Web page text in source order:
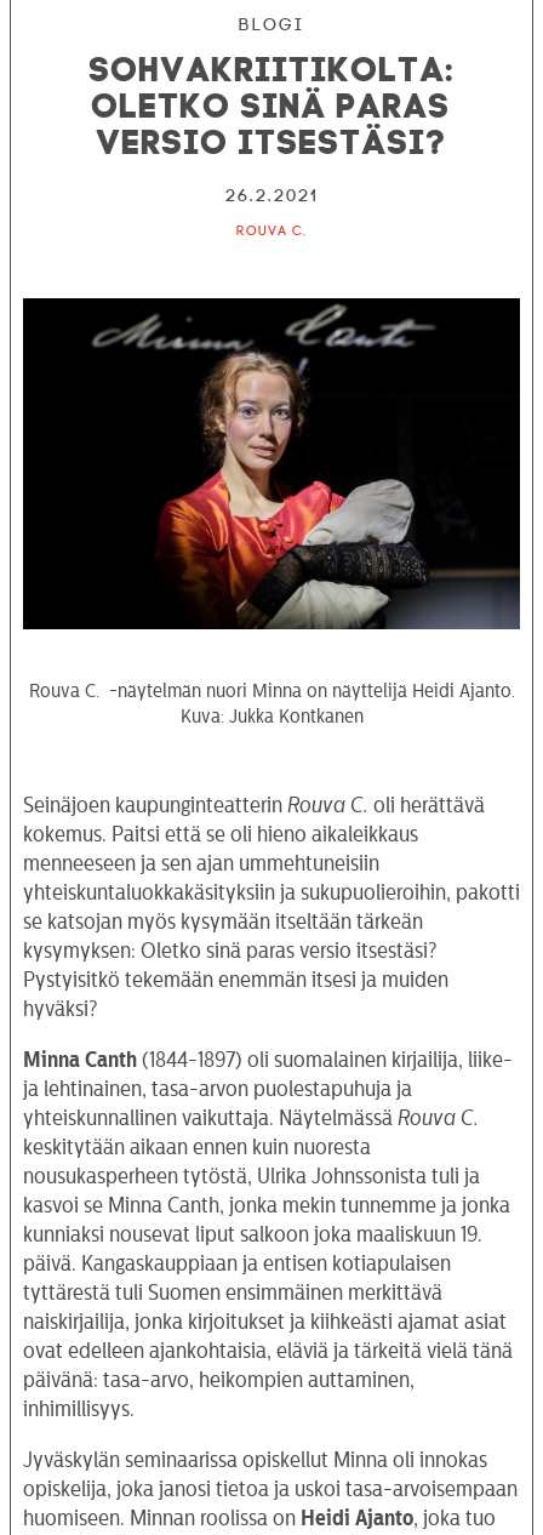
Blogi
Sohvakriitikolta:
Oletko sinä paras
versio itsestäsi?
26.2.2021
Rouva C.
Rouva C. -näytelmän nuori Minna on näyttelijä Heidi Ajanto.
Kuva: Jukka Kontkanen
Seinäjoen kaupunginteatterin Rouva C. oli herättävä
kokemus. Paitsi että se oli hieno aikaleikkaus
menneeseen ja sen ajan ummehtuneisiin
yhteiskuntaluokkakäsityksiin ja sukupuolieroihin, pakotti
se katsojan myös kysymään itseltään tärkeän
kysymyksen: Oletko sinä paras versio itsestäsi?
Pystyisitkö tekemään enemmän itsesi ja muiden
hyväksi?
Minna Canth (1844-1897) oli suomalainen kirjailija, liike-
ja lehtinainen, tasa-arvon puolestapuhuja ja
yhteiskunnallinen vaikuttaja. Näytelmässä Rouva C.
keskitytään aikaan ennen kuin nuoresta
nousukasperheen tytöstä, Ulrika Johnssonista tuli ja
kasvoi se Minna Canth, jonka mekin tunnemme ja jonka
kunniaksi nousevat liput salkoon joka maaliskuun 19.
päivä. Kangaskauppiaan ja entisen kotiapulaisen
tyttärestä tuli Suomen ensimmäinen merkittävä
naiskirjailija, jonka kirjoitukset ja kiihkeästi ajamat asiat
ovat edelleen ajankohtaisia, eläviä ja tärkeitä vielä tänä
päivänä: tasa-arvo, heikompien auttaminen,
inhimillisyys.
Jyväskylän seminaarissa opiskellut Minna oli innokas
opiskelija, joka janosi tietoa ja uskoi tasa-arvoisempaan
huomiseen. Minnan roolissa on Heidi Ajanto, joka tuo